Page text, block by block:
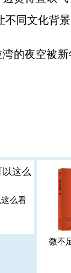
不同文化背
夜空被新
么看
微不